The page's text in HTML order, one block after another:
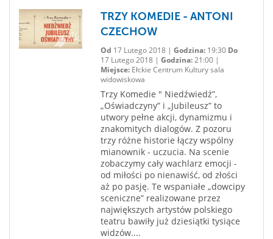
TRZY KOMEDIE - ANTONI
CZECHOW
Od 17 Lutego 2018 | Godzina:19:30 Do
17 Lutego 2018 | Godzina:21:00 |
Miejsce:Ełckie Centrum Kultury sala
widowiskowa
Trzy Komedie " Niedźwiedź”,
„Oświadczyny” i „Jubileusz” to
utwory pełne akcji, dynamizmu i
znakomitych dialogów. Z pozoru
trzy różne historie łączy wspólny
mianownik - uczucia. Na scenie
zobaczymy cały wachlarz emocji -
od miłości po nienawiść, od złości
aż po pasję. Te wspaniałe „dowcipy
sceniczne” realizowane przez
największych artystów polskiego
teatru bawiły już dziesiątki tysiące
widzów....